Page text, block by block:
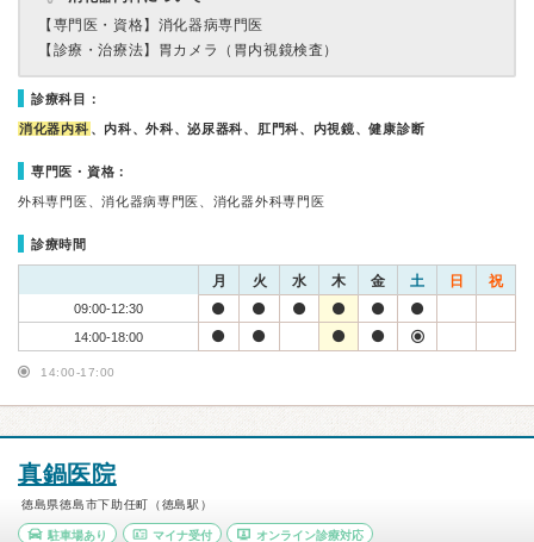
【専門医・資格】 消化器病専門医
【診療・治療法】 胃カメラ（胃内視鏡検査）
診療科目：
消化器内科 、内科、外科、泌尿器科、肛門科、内視鏡、健康診断
専門医・資格：
外科専門医、消化器病専門医、消化器外科専門医
診療時間
月 火 水 木 金 土 日 祝
09:00-12:30
14:00-18:00
14:00-17:00
真鍋医院
徳島県徳島市下助任町（徳島駅）
駐車場あり マイナ受付 オンライン診療対応